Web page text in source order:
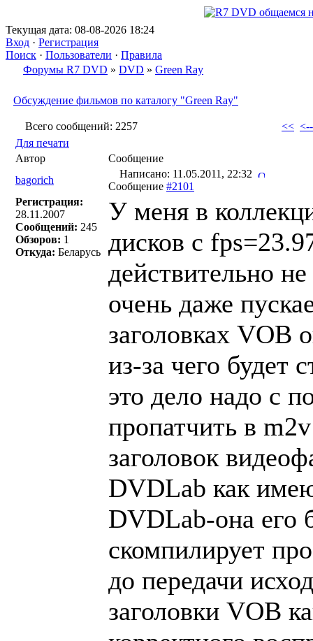
Текущая дата: 08-08-2026 18:24
Вход · Регистрация
Поиск · Пользователи · Правила
Форумы R7 DVD » DVD » Green Ray
Обсуждение фильмов по каталогу "Green Ray"
Всего сообщений: 2257 <<
Для печати
Автор
Сообщение
bagorich
Написано: 11.05.2011, 22:32
Сообщение #2101
Регистрация:
28.11.2007
Сообщений: 245
Обзоров: 1
Откуда: Беларусь
У меня в
дисков с
действительно
очень даже
заголовках VOB
из-за чего будет
это дело надо с
пропатчить в
заголовок
DVDLab как
DVDLab-она его
скомпилирует
до передачи
заголовки VOB